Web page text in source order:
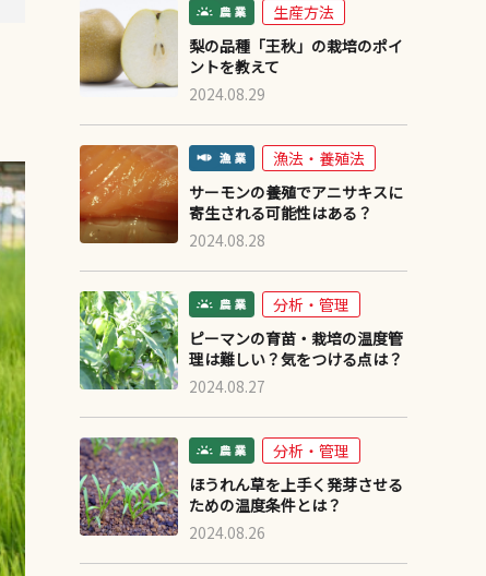
生産方法
梨の品種「王秋」の栽培のポイ
ントを教えて
2024.08.29
漁法・養殖法
サーモンの養殖でアニサキスに
寄生される可能性はある？
2024.08.28
分析・管理
ピーマンの育苗・栽培の温度管
理は難しい？気をつける点は？
2024.08.27
分析・管理
ほうれん草を上手く発芽させる
ための温度条件とは？
2024.08.26